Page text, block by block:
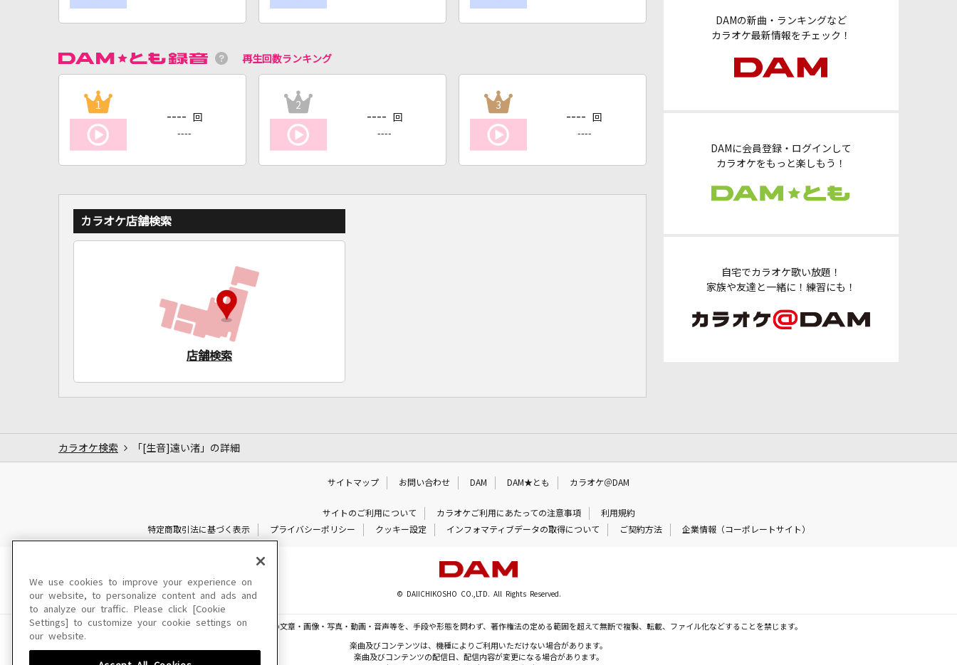
DAMの新曲・ランキングなど
カラオケ最新情報をチェック！
DAMに会員登録・ログインして
カラオケをもっと楽しもう！
自宅でカラオケ歌い放題！
家族や友達と一緒に！練習にも！
再生回数ランキング
1
---- 回
----
2
---- 回
----
3
---- 回
----
カラオケ店舗検索
店舗検索
カラオケ検索 「[生音]遠い渚」の詳細
サイトマップ お問い合わせ DAM DAM★とも カラオケ＠DAM
サイトのご利用について カラオケご利用にあたっての注意事項
利用規約
特定商取引法に基づく表示
プライバシーポリシー クッキー設定 インフォマティブデータの取得について ご契約方法 企業情報（コーポレートサイト）
© DAIICHIKOSHO CO.,LTD. All Rights Reserved.
このサイトに掲載されている一切の文章・画像・写真・動画・音声等を、手段や形態を問わず、著作権法の定める範囲を超えて無断で複製、転載、ファイル化などすることを禁じます。
楽曲及びコンテンツは、機種によりご利用いただけない場合があります。
楽曲及びコンテンツの配信日、配信内容が変更になる場合があります。
We use cookies to improve your experience on
our website, to personalize content and ads and
to analyze our traffic. Please click [Cookie
Settings] to customize your cookie settings on
our website.